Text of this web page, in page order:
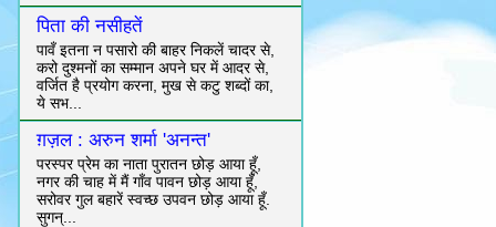
पिता की नसीहतें
पावँ इतना न पसारो की बाहर निकलें चादर से,
करो दुश्मनों का सम्मान अपने घर में आदर से,
वर्जित है प्रयोग करना, मुख से कटु शब्दों का,
ये सभ...
ग़ज़ल : अरुन शर्मा 'अनन्त'
परस्पर प्रेम का नाता पुरातन छोड़ आया हूँ,
नगर की चाह में मैं गाँव पावन छोड़ आया हूँ,
सरोवर गुल बहारें स्वच्छ उपवन छोड़ आया हूँ.
सुगन्...